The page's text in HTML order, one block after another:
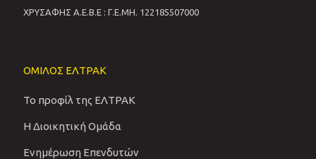
ΧΡΥΣΑΦΗΣ Α.Ε.Β.Ε : Γ.Ε.ΜΗ. 122185507000
ΟΜΙΛΟΣ ΕΛΤΡΑΚ
Το προφίλ της ΕΛΤΡΑΚ
Η Διοικητική Ομάδα
Ενημέρωση Επενδυτών